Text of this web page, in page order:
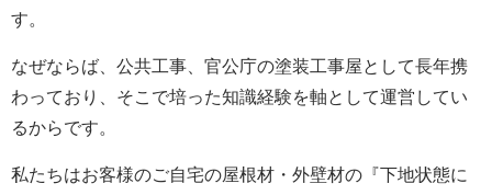
す。
なぜならば、公共工事、官公庁の塗装工事屋として長年携
わっており、そこで培った知識経験を軸として運営してい
るからです。
私たちはお客様のご自宅の屋根材・外壁材の『下地状態に